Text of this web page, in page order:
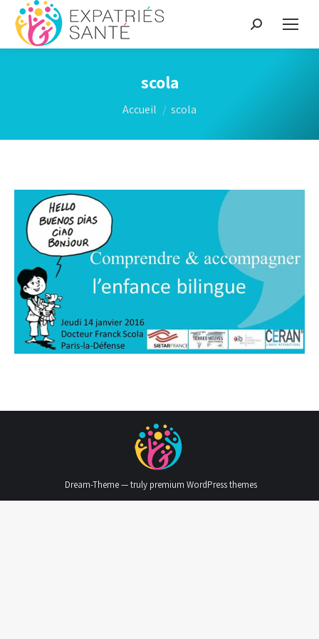
Recherche
:
scola
Vous êtes ici :
Accueil scola
Dream-Theme — truly premium WordPress themes